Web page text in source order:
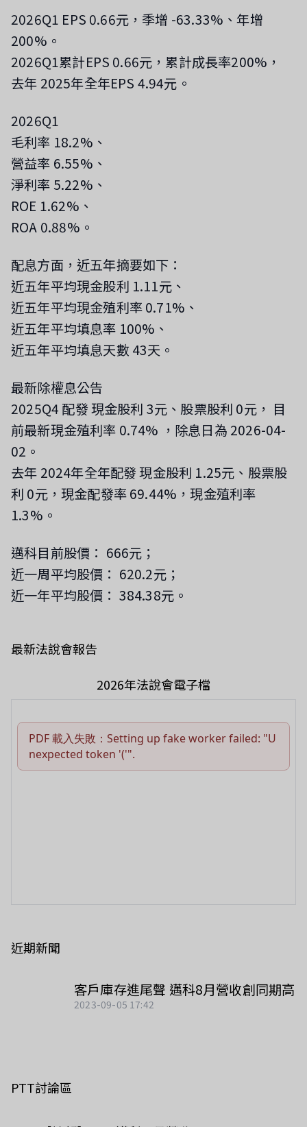
2026Q1 EPS 0.66元，季增 -63.33%、年增
200%。
2026Q1累計EPS 0.66元，累計成長率200%，
去年 2025年全年EPS 4.94元。
2026Q1
毛利率 18.2%、
營益率 6.55%、
淨利率 5.22%、
ROE 1.62%、
ROA 0.88%。
配息方面，近五年摘要如下：
近五年平均現金股利 1.11元、
近五年平均現金殖利率 0.71%、
近五年平均填息率 100%、
近五年平均填息天數 43天。
最新除權息公告
2025Q4 配發 現金股利 3元、股票股利 0元， 目
前最新現金殖利率 0.74% ，除息日為 2026-04-
02 。
去年 2024年全年配發 現金股利 1.25元、股票股
利 0元，現金配發率 69.44%，現金殖利率
1.3%。
邁科目前股價： 666元；
近一周平均股價： 620.2元；
近一年平均股價： 384.38元。
最新法說會報告
2026年法說會電子檔
近期新聞
客戶庫存進尾聲 邁科8月營收創同期高
2023-09-05 17:42
PTT討論區